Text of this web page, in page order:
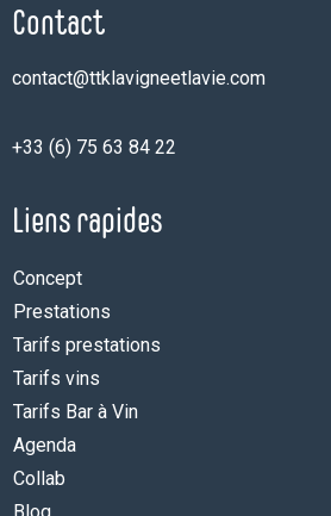
Contact
contact@ttklavigneetlavie.com
+33 (6) 75 63 84 22
Liens rapides
Concept
Prestations
Tarifs prestations
Tarifs vins
Tarifs Bar à Vin
Agenda
Collab